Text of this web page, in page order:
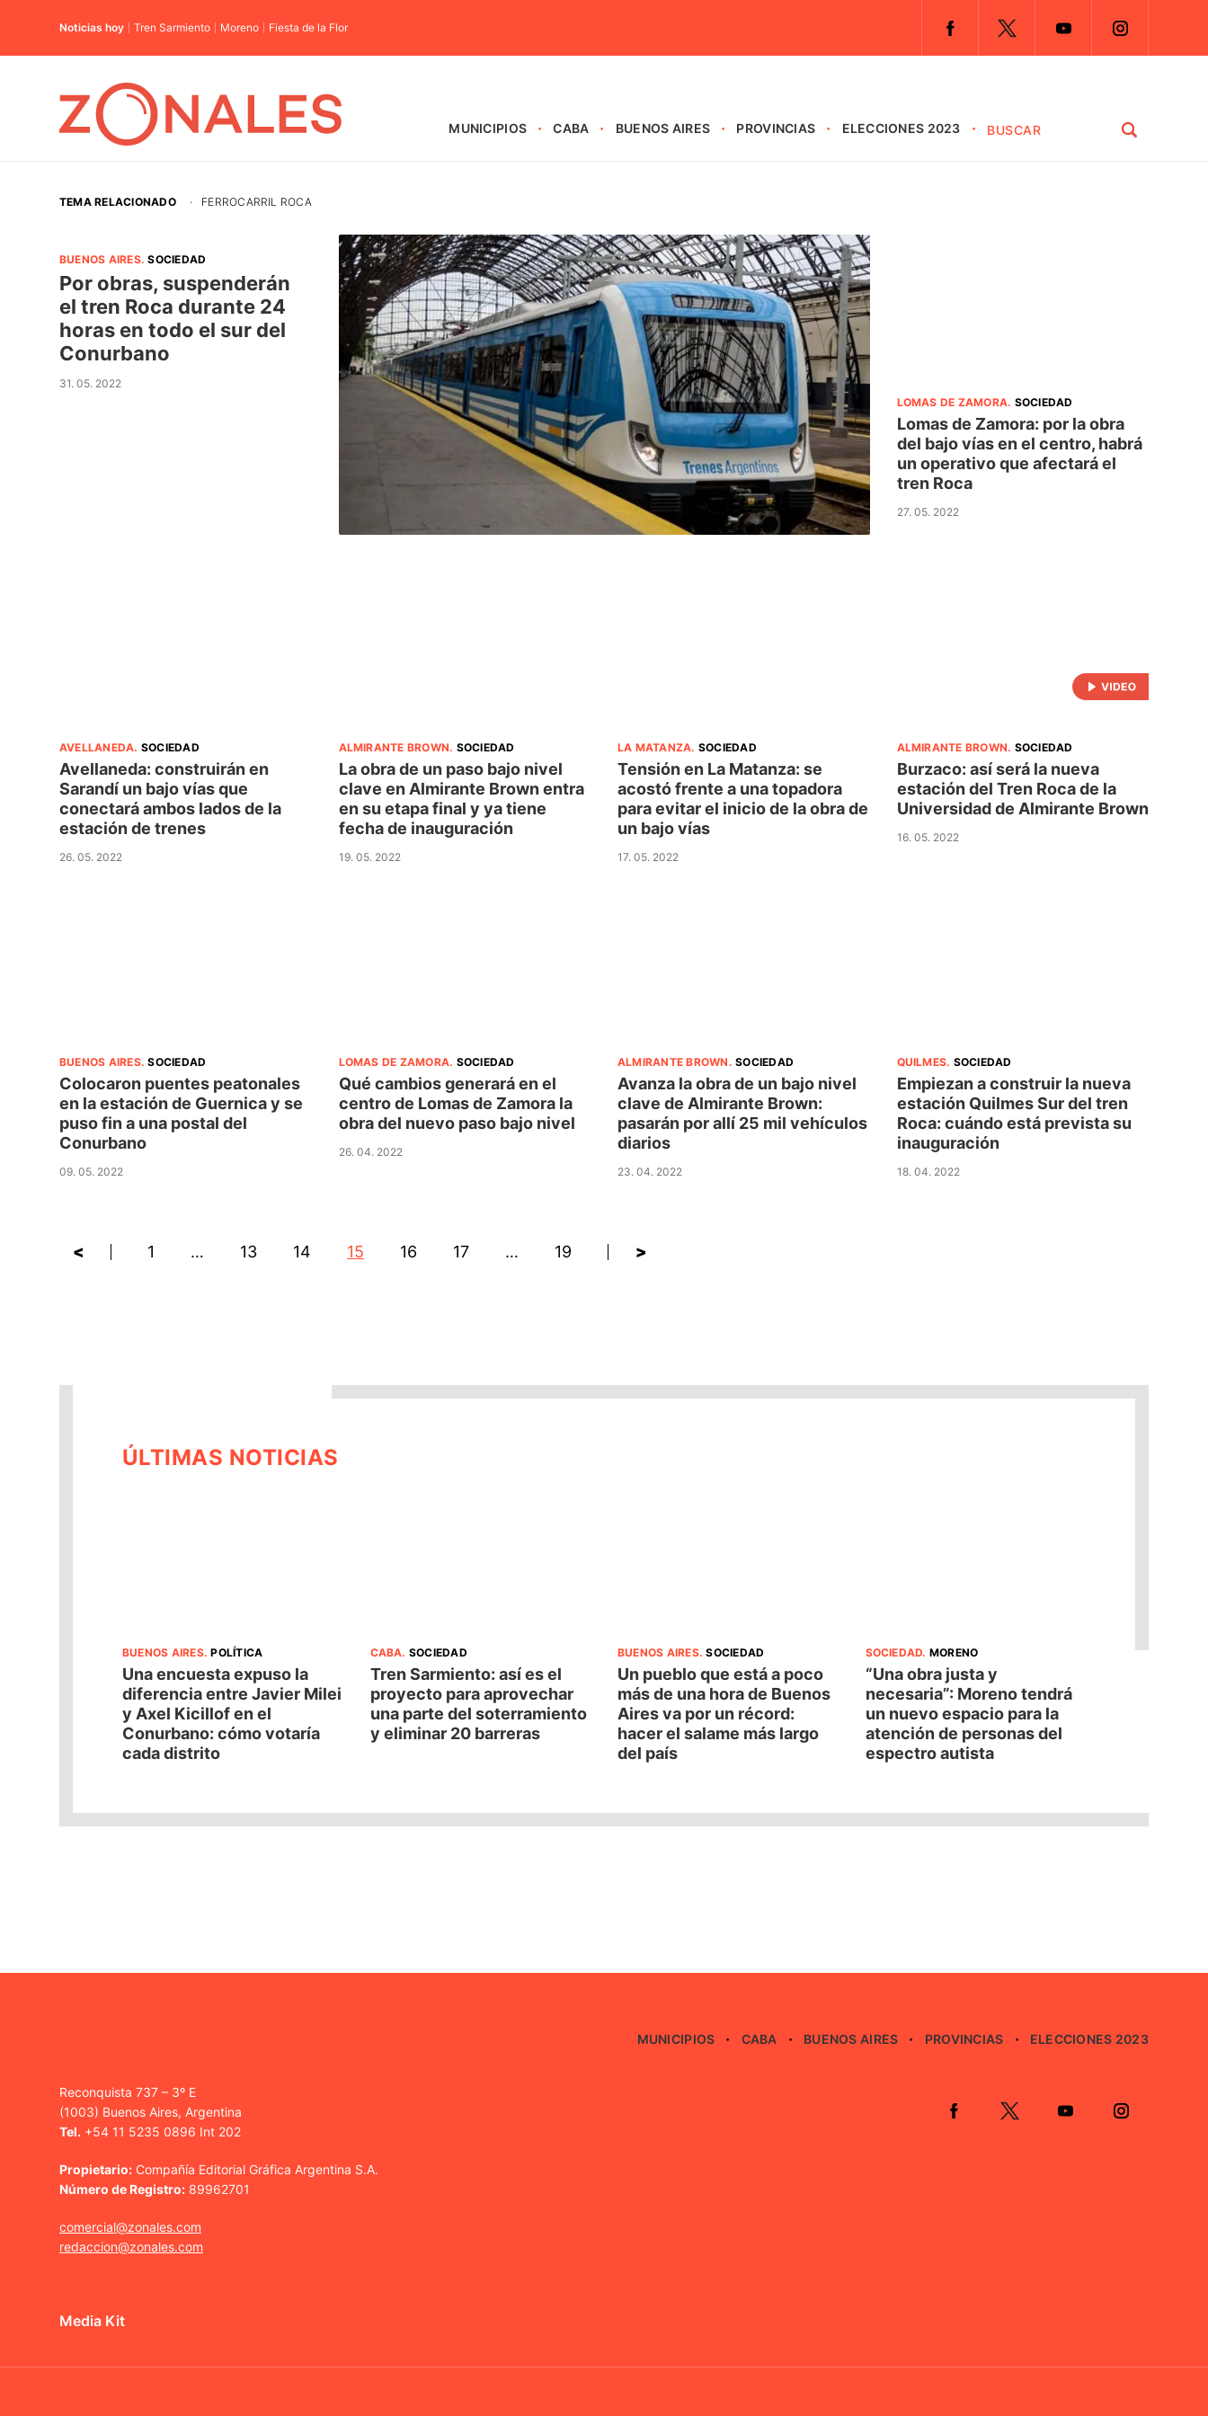
Noticias hoy Tren Sarmiento Moreno Fiesta de la Flor
MUNICIPIOS CABA BUENOS AIRES PROVINCIAS ELECCIONES 2023
TEMA RELACIONADO · FERROCARRIL ROCA
BUENOS AIRES.SOCIEDAD
Por obras, suspenderán
el tren Roca durante 24
horas en todo el sur del
Conurbano
31. 05. 2022
LOMAS DE ZAMORA. SOCIEDAD
Lomas de Zamora: por la obra
del bajo vías en el centro, habrá
un operativo que afectará el
tren Roca
27. 05. 2022
AVELLANEDA. SOCIEDAD
Avellaneda: construirán en
Sarandí un bajo vías que
conectará ambos lados de la
estación de trenes
26. 05. 2022
ALMIRANTE BROWN. SOCIEDAD
La obra de un paso bajo nivel
clave en Almirante Brown entra
en su etapa final y ya tiene
fecha de inauguración
19. 05. 2022
LA MATANZA. SOCIEDAD
Tensión en La Matanza: se
acostó frente a una topadora
para evitar el inicio de la obra de
un bajo vías
17. 05. 2022
ALMIRANTE BROWN. SOCIEDAD
Burzaco: así será la nueva
estación del Tren Roca de la
Universidad de Almirante Brown
16. 05. 2022
BUENOS AIRES.SOCIEDAD
Colocaron puentes peatonales
en la estación de Guernica y se
puso fin a una postal del
Conurbano
09. 05. 2022
LOMAS DE ZAMORA. SOCIEDAD
Qué cambios generará en el
centro de Lomas de Zamora la
obra del nuevo paso bajo nivel
26. 04. 2022
ALMIRANTE BROWN .SOCIEDAD
Avanza la obra de un bajo nivel
clave de Almirante Brown:
pasarán por allí 25 mil vehículos
diarios
23. 04. 2022
QUILMES. SOCIEDAD
Empiezan a construir la nueva
estación Quilmes Sur del tren
Roca: cuándo está prevista su
inauguración
18. 04. 2022
< 1 … 13 14 15 16 17 … 19 >
ÚLTIMAS NOTICIAS
BUENOS AIRES.POLÍTICA
Una encuesta expuso la
diferencia entre Javier Milei
y Axel Kicillof en el
Conurbano: cómo votaría
cada distrito
CABA. SOCIEDAD
Tren Sarmiento: así es el
proyecto para aprovechar
una parte del soterramiento
y eliminar 20 barreras
BUENOS AIRES.SOCIEDAD
Un pueblo que está a poco
más de una hora de Buenos
Aires va por un récord:
hacer el salame más largo
del país
SOCIEDAD. MORENO
“Una obra justa y
necesaria”: Moreno tendrá
un nuevo espacio para la
atención de personas del
espectro autista
MUNICIPIOS CABA BUENOS AIRES PROVINCIAS ELECCIONES 2023
Reconquista 737 – 3º E
(1003) Buenos Aires, Argentina
Tel. +54 11 5235 0896 Int 202
Propietario: Compañía Editorial Gráfica Argentina S.A.
Número de Registro: 89962701
comercial@zonales.com
redaccion@zonales.com
Media Kit